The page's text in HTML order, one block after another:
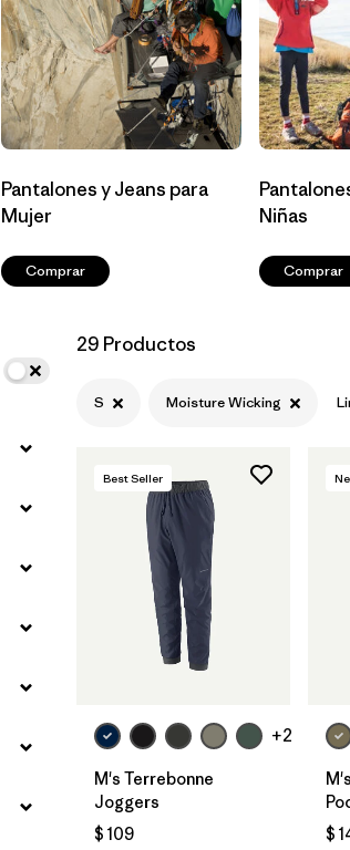
Filtrar por
Sport
Filtrar por
Product Family
Filtrar por
Gender
Filtrar por
Kids
Pantalones y Jeans para
Mujer
Comprar
Niñas
Comprar
29 Productos
S Moisture Wicking
Best Seller
+2
M's Terrebonne
Joggers
$ 109
$